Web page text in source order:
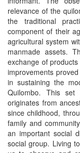
relevance of the
the traditional
component of their
agricultural system
manmade assets.
exchange of
improvements
in sustaining the
Quilombo. This set
originates from
since childhood,
family and
an important social
social group. Living